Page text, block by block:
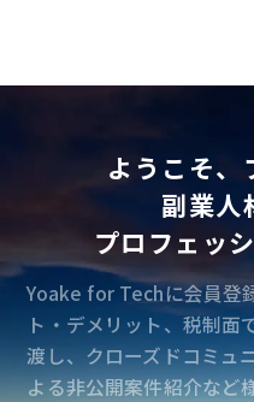
ようこそ、
副業人
プロフェッ
Yoake for Techに会員登
ト・デメリット、税制
渡し、クローズドコミュ
よる非公開案件紹介など